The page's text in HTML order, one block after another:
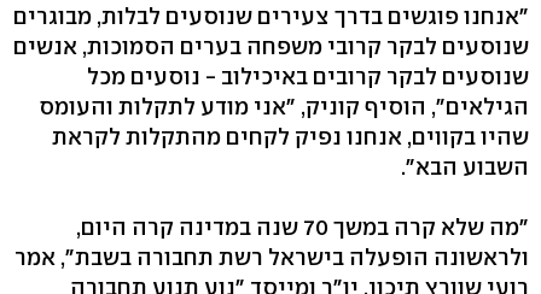
"אנחנו פוגשים בדרך צעירים שנוסעים לבלות, מבוגרים
שנוסעים לבקר קרובי משפחה בערים הסמוכות, אנשים
שנוסעים לבקר קרובים באיכילוב - נוסעים מכל
הגילאים", הוסיף קוניק, "אני מודע לתקלות והעומס
שהיו בקווים, אנחנו נפיק לקחים מהתקלות לקראת
השבוע הבא".
"מה שלא קרה במשך 70 שנה במדינה קרה היום,
ולראשונה הופעלה בישראל רשת תחבורה בשבת", אמר
רועי שוורץ תיכון, יו"ר ומייסד "נוע תנוע תחבורה